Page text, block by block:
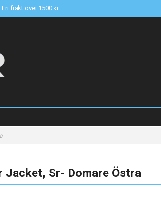
Fri frakt över 1500 kr
Jacket, Sr- Domare Östra